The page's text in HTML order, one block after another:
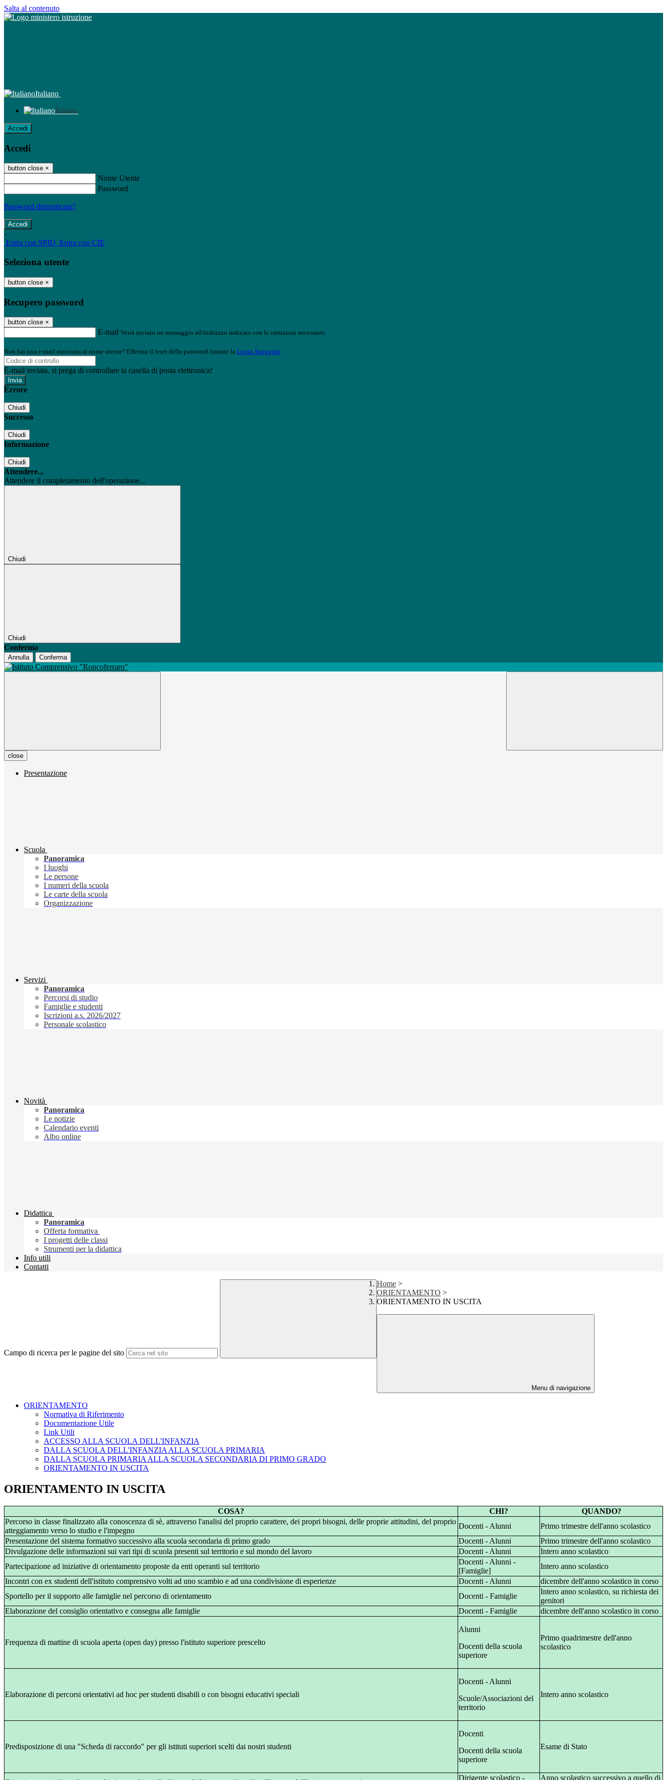
Salta al contenuto
Italiano
Italiano
Accedi
Accedi
button close ×
Nome Utente
Password
Password dimenticata?
-
Entra con SPID Entra con CIE
Seleziona utente
button close ×
Recupero password
button close ×
E-mail Verrà inviato un messaggio all'indirizzo indicato con le istruzioni necessarie.
Non hai una e-mail associata al nome utente? Effettua il reset della password tramite la Login Spaggiari
E-mail inviata, si prega di controllare la casella di posta elettronica!
Errore
Chiudi
Successo
Chiudi
Informazione
Chiudi
Attendere...
Attendere il completamento dell'operazione...
Chiudi
Chiudi
Conferma
Annulla Conferma
close
Presentazione
Scuola
Panoramica
I luoghi
Le persone
I numeri della scuola
Le carte della scuola
Organizzazione
Servizi
Panoramica
Percorsi di studio
Famiglie e studenti
Iscrizioni a.s. 2026/2027
Personale scolastico
Novità
Panoramica
Le notizie
Calendario eventi
Albo online
Didattica
Panoramica
Offerta formativa
I progetti delle classi
Strumenti per la didattica
Info utili
Contatti
Campo di ricerca per le pagine del sito
Home >
ORIENTAMENTO >
ORIENTAMENTO IN USCITA
Menu di navigazione
ORIENTAMENTO
Normativa di Riferimento
Documentazione Utile
Link Utili
ACCESSO ALLA SCUOLA DELL'INFANZIA
DALLA SCUOLA DELL'INFANZIA ALLA SCUOLA PRIMARIA
DALLA SCUOLA PRIMARIA ALLA SCUOLA SECONDARIA DI PRIMO GRADO
ORIENTAMENTO IN USCITA
ORIENTAMENTO IN USCITA
COSA? CHI?
QUANDO?
Percorso in classe finalizzato alla conoscenza di sè, attraverso l'analisi del proprio carattere, dei propri bisogni, delle proprie attitudini, del proprio
atteggiamento verso lo studio e l'impegno
Docenti - Alunni
Primo trimestre dell'anno scolastico
Presentazione del sistema formativo successivo alla scuola secondaria di primo grado
Docenti - Alunni
Primo trimestre dell'anno scolastico
Divulgazione delle informazioni sui vari tipi di scuola presenti sul territorio e sul mondo del lavoro
Docenti - Alunni
Intero anno scolastico
Partecipazione ad iniziative di orientamento proposte da enti operanti sul territorio
Docenti - Alunni -
[Famiglie]
Intero anno scolastico
Incontri con ex studenti dell'istituto comprensivo volti ad uno scambio e ad una condivisione di esperienze
Docenti - Alunni
dicembre dell'anno scolastico in corso
Sportello per il supporto alle famiglie nel percorso di orientamento
Docenti - Famiglie
Intero anno scolastico, su richiesta dei
genitori
Elaborazione del consiglio orientativo e consegna alle famiglie
Docenti - Famiglie dicembre dell'anno scolastico in corso
Frequenza di mattine di scuola aperta (open day) presso l'istituto superiore prescelto
Alunni
Docenti della scuola
superiore
Primo quadrimestre dell'anno
scolastico
Elaborazione di percorsi orientativi ad hoc per studenti disabili o con bisogni educativi speciali
Docenti - Alunni
Scuole/Associazioni del
territorio
Intero anno scolastico
Predisposizione di una "Scheda di raccordo" per gli istituti superiori scelti dai nostri studenti
Docenti
Docenti della scuola
superiore
Esame di Stato
Dirigente scolastico - Anno scolastico successivo a quello di